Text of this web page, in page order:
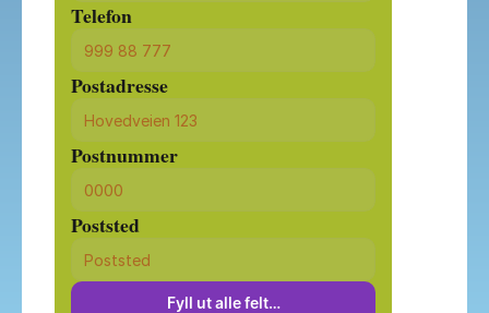
Telefon
Postadresse
Postnummer
Poststed
Fyll ut alle felt…